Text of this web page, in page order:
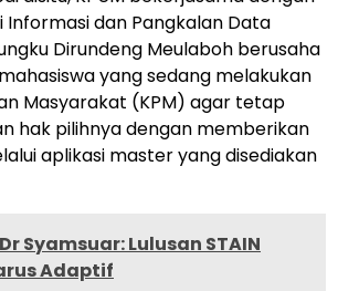
Informasi dan Pangkalan Data
Dirundeng Meulaboh berusaha
yang sedang melakukan
Masyarakat (KPM) agar tetap
hak pilihnya dengan memberikan
aplikasi master yang disediakan
Dr Syamsuar: Lulusan STAIN
Adaptif